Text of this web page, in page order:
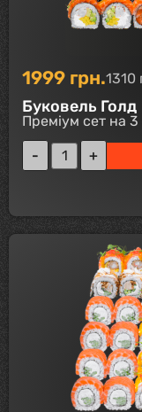
1999 грн.1310
Буковель Голд
Преміум сет на 3